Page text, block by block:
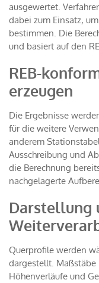
ausgewertet.
dabei zum Einsatz,
bestimmen. Die
und basiert auf den
REB-
erzeugen
Die Ergebnisse
für die weitere
anderem
Ausschreibung und
die Berechnung
nachgelagerte
Darstellung
Querprofile werden
dargestellt.
Höhenverläufe und